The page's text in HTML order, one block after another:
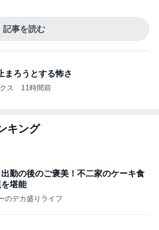
記事を読む
まろうとする怖さ
ス 11時間前
キング
勤の後のご褒美！不二家のケーキ食
堪能
のデカ盛りライフ